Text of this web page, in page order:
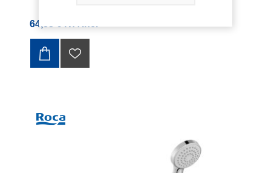
64,83 € IVA Inc.